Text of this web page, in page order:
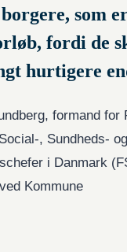
som
fordi de
hurtigere
formand for
, Sundheds- og
i Danmark
Kommune